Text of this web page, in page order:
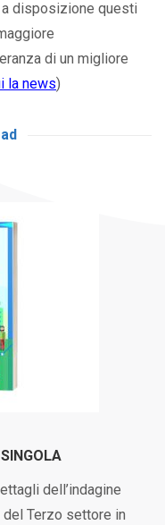
disposizione questi
di un migliore
la news)
dell’indagine
Terzo settore in